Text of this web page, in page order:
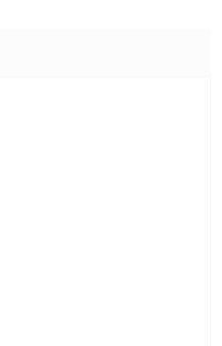
5 z 5 hvězdiček.
5 z 5 hvězdiček.
5 z 5 hvězdiček.